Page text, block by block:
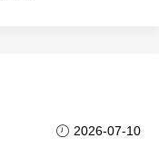
2026-07-10